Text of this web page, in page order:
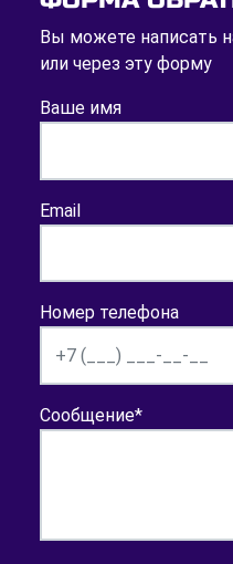
Вы можете написать
или через эту форму
Ваше имя
Email
Номер телефона
Сообщение*